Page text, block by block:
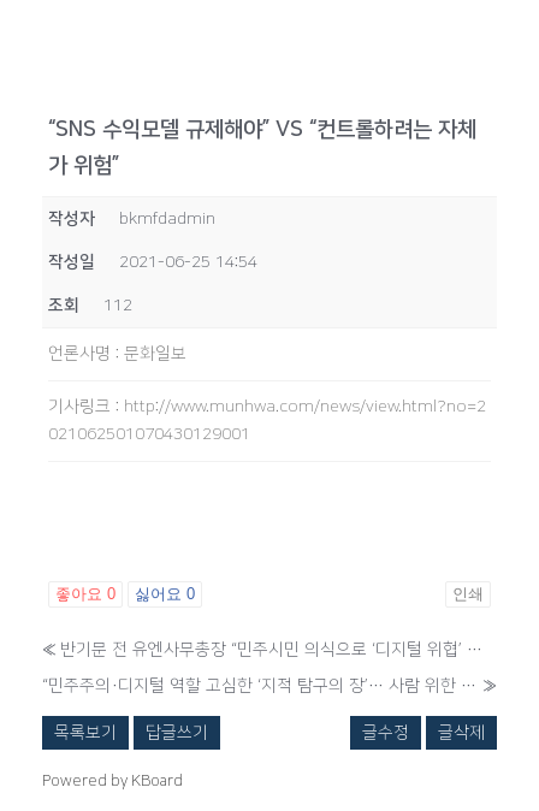
“SNS 수익모델 규제해야” VS “컨트롤하려는 자체
가 위험”
작성자 bkmfdadmin
작성일 2021-06-25 14:54
조회 112
언론사명 : 문화일보
기사링크 : http://www.munhwa.com/news/view.html?no=2
021062501070430129001
좋아요 0 싫어요 0 인쇄
«
반기문 전 유엔사무총장 “민주시민 의식으로 ‘디지털 위협’ 극복”
“민주주의·디지털 역할 고심한 ‘지적 탐구의 장’… 사람 위한 기술시대로” »
목록보기 답글쓰기 글수정 글삭제
Powered by KBoard